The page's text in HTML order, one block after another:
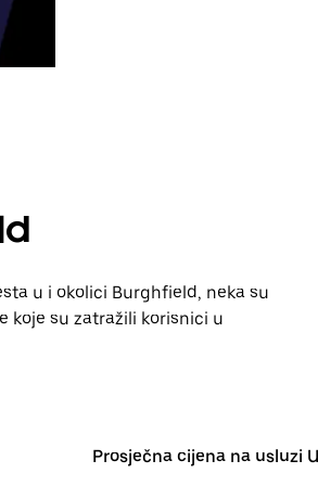
u i okolici Burghfield, neka su
koje su zatražili korisnici u
Prosječna cijena na usluzi